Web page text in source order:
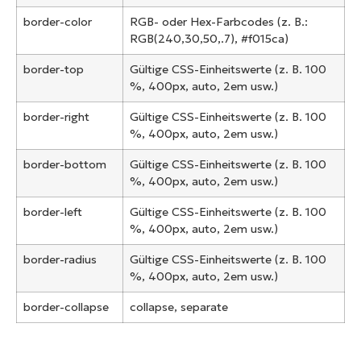
border-color
RGB- oder Hex-Farbcodes (z. B.:
RGB(240,30,50,.7), #f015ca)
border-top
Gültige CSS-Einheitswerte (z. B. 100
%, 400px, auto, 2em usw.)
border-right
Gültige CSS-Einheitswerte (z. B. 100
%, 400px, auto, 2em usw.)
border-bottom
Gültige CSS-Einheitswerte (z. B. 100
%, 400px, auto, 2em usw.)
border-left
Gültige CSS-Einheitswerte (z. B. 100
%, 400px, auto, 2em usw.)
border-radius
Gültige CSS-Einheitswerte (z. B. 100
%, 400px, auto, 2em usw.)
border-collapse collapse, separate